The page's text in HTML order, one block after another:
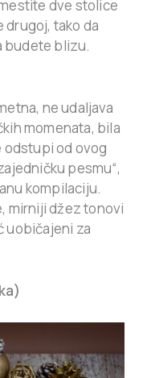
dve stolice
tako da
budete blizu.
ne udaljava
momenata, bila
odstupi od ovog
pesmu“,
kompilaciju.
mirniji džez tonovi
uobičajeni za